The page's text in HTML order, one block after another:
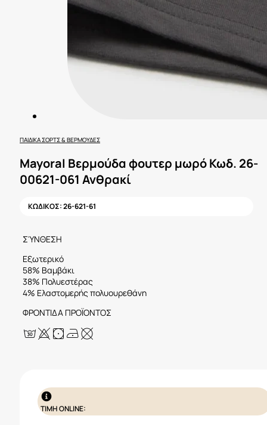
ΠΑΙΔΙΚΆ ΣΟΡΤΣ & ΒΕΡΜΟΎΔΕΣ
Mayoral Βερμούδα φουτερ μωρό Κωδ. 26-
00621-061 Ανθρακί
ΚΩΔΙΚΟΣ:26-621-61
ΣΎΝΘΕΣΗ
Εξωτερικό
58% Βαμβάκι
38% Πολυεστέρας
4% Ελαστομερής πολυουρεθάνη
ΦΡΟΝΤΙΔΑ ΠΡΟΪΟΝΤΟΣ
ΤΙΜΗ ONLINE: